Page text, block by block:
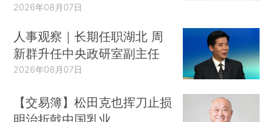
2026年08月07日
人事观察｜长期任职湖北 周
新群升任中央政研室副主任
2026年08月07日
【交易簿】松田克也挥刀止损